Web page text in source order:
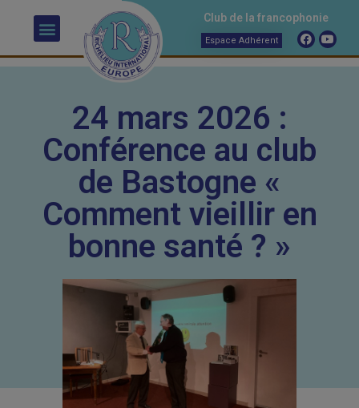
Club de la francophonie
Espace Adhérent
24 mars 2026 :
Conférence au club
de Bastogne «
Comment vieillir en
bonne santé ? »